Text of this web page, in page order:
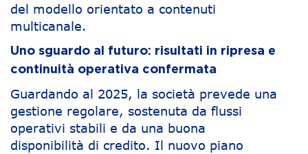
del modello orientato a contenuti
multicanale.
Uno sguardo al futuro: risultati in ripresa e
continuità operativa confermata
Guardando al 2025, la società prevede una
gestione regolare, sostenuta da flussi
operativi stabili e da una buona
disponibilità di credito. Il nuovo piano